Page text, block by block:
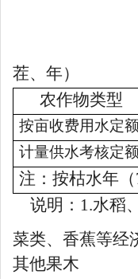
茬、年）
农作物类型
按亩收费用水定额
计量供水考核定额
注：按枯水年（
说明： 1.水稻、
菜类、香蕉等经
其他果木